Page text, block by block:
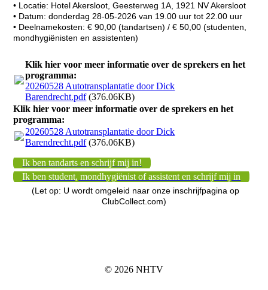
• Locatie: Hotel Akersloot, Geesterweg 1A, 1921 NV Akersloot
• Datum: donderdag 28-05-2026 van 19.00 uur tot 22.00 uur
• Deelnamekosten: € 90,00 (tandartsen) / € 50,00 (studenten,
mondhygiënisten en assistenten)
Klik hier voor meer informatie over de sprekers en het
programma:
20260528 Autotransplantatie door Dick
Barendrecht.pdf(376.06KB)
Klik hier voor meer informatie over de sprekers en het
programma:
20260528 Autotransplantatie door Dick
Barendrecht.pdf(376.06KB)
Ik ben tandarts en schrijf mij in!
Ik ben student, mondhygiënist of assistent en schrijf mij in
(Let op: U wordt omgeleid naar onze inschrijfpagina op
ClubCollect.com)
© 2026 NHTV